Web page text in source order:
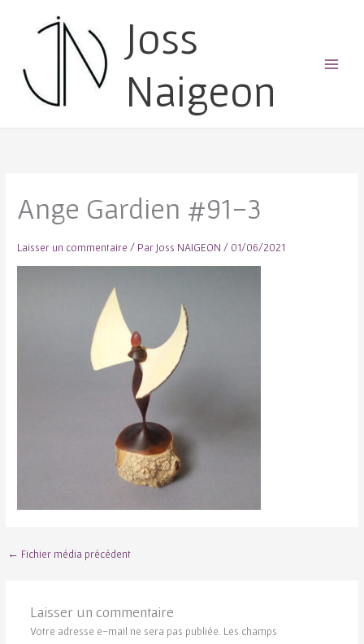
Joss
Naigeon
Ange Gardien #91-3
Laisser un commentaire / Par Joss NAIGEON / 01/06/2021
← Fichier média précédent
Laisser un commentaire
Votre adresse e-mail ne sera pas publiée. Les champs